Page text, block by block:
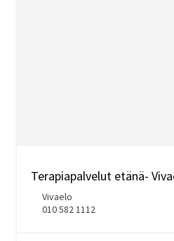
Terapiapalvelut etänä-
Vivaelo
010 582 1112